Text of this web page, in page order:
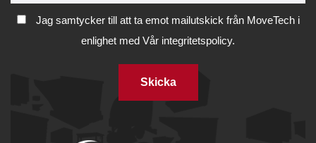
Jag samtycker till att ta emot mailutskick från MoveTech i
enlighet med Vår integritetspolicy.
Skicka